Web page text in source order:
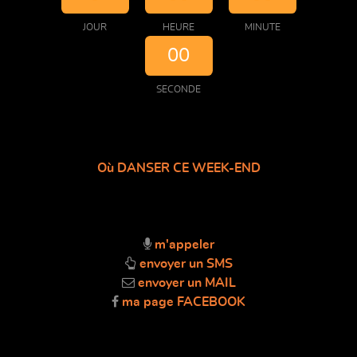
JOUR HEURE MINUTE
00
SECONDE
Où DANSER CE WEEK-END
m'appeler
envoyer un SMS
envoyer un MAIL
ma page FACEBOOK